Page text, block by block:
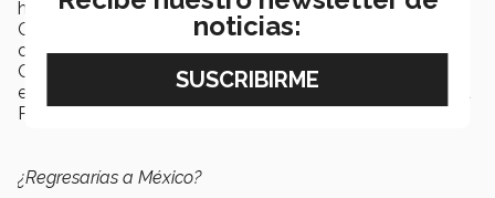
hay muchas cosas por hacer. También hemos ido a la
Ciudad de México, vimos el desfile de muertos y
obviamente no podía faltar ir a Teotihuacan. Allá en
Colombia no tenemos maravillas arqueológicas
entonces es algo que quería conocer. Fuimos también a
Puebla y a Tuxpan y esperamos poder ir a Guanajuato.
¿Regresarías a México?
noticias: